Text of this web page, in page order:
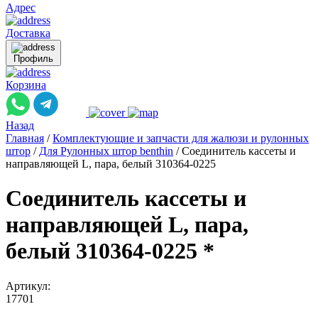
Адрес
Доставка
Профиль
Корзина
Назад
Главная / Комплектующие и запчасти для жалюзи и рулонных
штор / Для Рулонных штор benthin / Соединитель кассеты и
направляющей L, пара, белый 310364-0225
Соединитель кассеты и
направляющей L, пара,
белый 310364-0225 *
Артикул:
17701